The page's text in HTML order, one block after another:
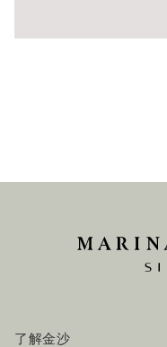
了解金沙